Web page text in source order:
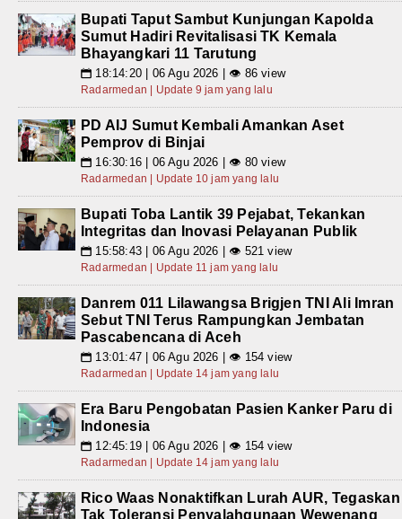
Bupati Taput Sambut Kunjungan Kapolda
Sumut Hadiri Revitalisasi TK Kemala
Bhayangkari 11 Tarutung
📅 18:14:20 | 06 Agu 2026 | 👁 86 view
Radarmedan | Update 9 jam yang lalu
PD AIJ Sumut Kembali Amankan Aset
Pemprov di Binjai
📅 16:30:16 | 06 Agu 2026 | 👁 80 view
Radarmedan | Update 10 jam yang lalu
Bupati Toba Lantik 39 Pejabat, Tekankan
Integritas dan Inovasi Pelayanan Publik
📅 15:58:43 | 06 Agu 2026 | 👁 521 view
Radarmedan | Update 11 jam yang lalu
Danrem 011 Lilawangsa Brigjen TNI Ali Imran
Sebut TNI Terus Rampungkan Jembatan
Pascabencana di Aceh
📅 13:01:47 | 06 Agu 2026 | 👁 154 view
Radarmedan | Update 14 jam yang lalu
Era Baru Pengobatan Pasien Kanker Paru di
Indonesia
📅 12:45:19 | 06 Agu 2026 | 👁 154 view
Radarmedan | Update 14 jam yang lalu
Rico Waas Nonaktifkan Lurah AUR, Tegaskan
Tak Toleransi Penyalahgunaan Wewenang